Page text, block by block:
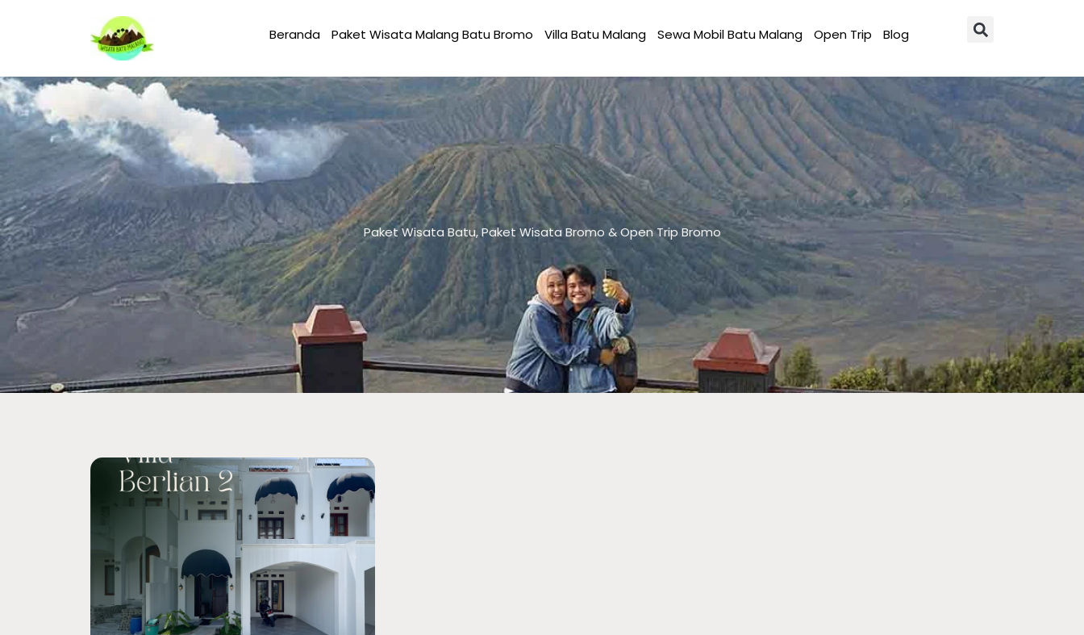
Beranda Paket Wisata Malang Batu Bromo Villa Batu Malang Sewa Mobil Batu Malang Open Trip Blog
Paket Wisata Batu, Paket Wisata Bromo & Open Trip Bromo